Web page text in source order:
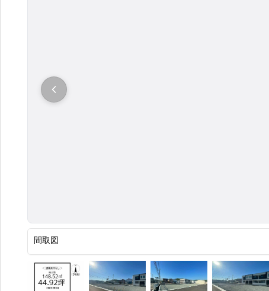
間取図